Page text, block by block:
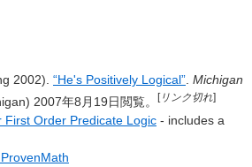
2002). “He's Positively Logical” Michigan
2007年8月19日閲覧。 [リンク切れ]
Order Predicate Logic - includes a